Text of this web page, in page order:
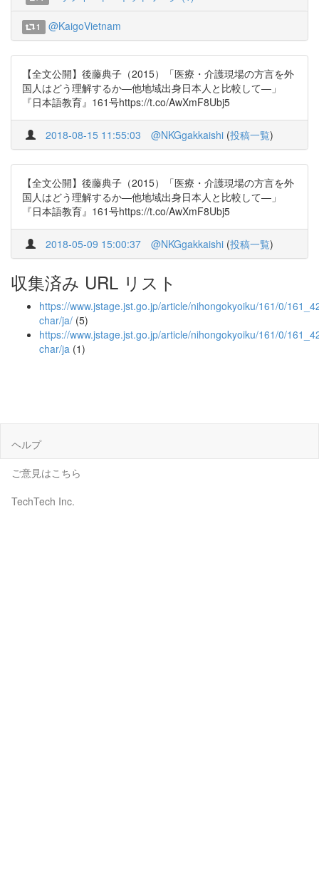
1 @KaigoVietnam
【全文公開】後藤典子（2015）「医療・介護現場の方言を外
国人はどう理解するか―他地域出身日本人と比較して―」
『日本語教育』161号https://t.co/AwXmF8Ubj5
2018-08-15 11:55:03 @NKGgakkaishi (投稿一覧)
【全文公開】後藤典子（2015）「医療・介護現場の方言を外
国人はどう理解するか―他地域出身日本人と比較して―」
『日本語教育』161号https://t.co/AwXmF8Ubj5
2018-05-09 15:00:37 @NKGgakkaishi (投稿一覧)
収集済み URL リスト
https://www.jstage.jst.go.jp/article/nihongokyoiku/161/0/
char/ja/ (5)
https://www.jstage.jst.go.jp/article/nihongokyoiku/161/0/
char/ja (1)
ヘルプ
ご意見はこちら
TechTech Inc.